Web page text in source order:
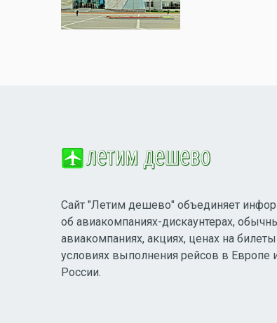
Сайт "Летим дешево" объединяет
об авиакомпаниях-дискаунтерах,
авиакомпаниях, акциях, ценах на
условиях выполнения рейсов в Европе
России.